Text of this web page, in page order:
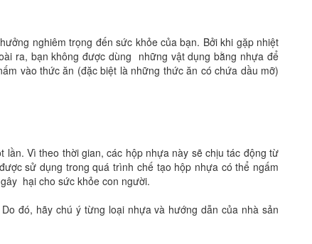
nghiêm trọng đến sức khỏe của bạn. Bởi khi gặp nhiệt
ra, bạn không được dùng những vật dụng bằng nhựa để
vào thức ăn (đặc biệt là những thức ăn có chứa dầu mỡ)
Vì theo thời gian, các hộp nhựa này sẽ chịu tác động từ
sử dụng trong quá trình chế tạo hộp nhựa có thể ngấm
hại cho sức khỏe con người.
đó, hãy chú ý từng loại nhựa và hướng dẫn của nhà sản